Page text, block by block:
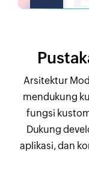
Arsitektur
mendukung
fungsi
Dukung
aplikasi, dan